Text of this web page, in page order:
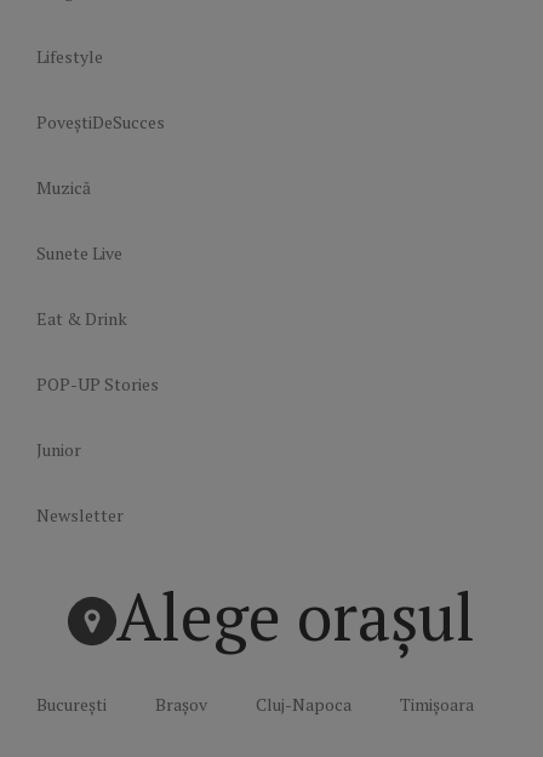
Lifestyle
PoveștiDeSucces
Muzică
Sunete Live
Eat & Drink
POP-UP Stories
Junior
Newsletter
Alege orașul
București Brașov Cluj-Napoca Timișoara